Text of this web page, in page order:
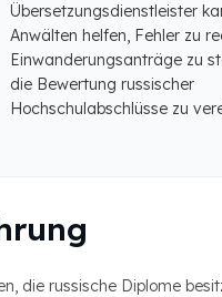
Übersetzungsdienstleister
Anwälten helfen, Fehler zu
Einwanderungsanträge zu
die Bewertung russischer
Hochschulabschlüsse zu
die russische Diplome